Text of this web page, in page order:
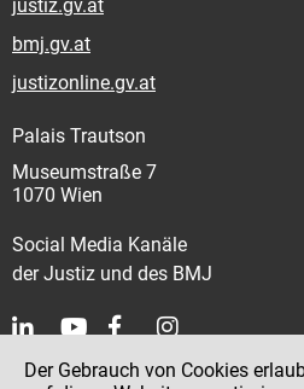
justiz.gv.at
bmj.gv.at
justizonline.gv.at
Palais Trautson
Museumstraße 7
1070 Wien
Social Media Kanäle
der Justiz und des BMJ
Kontakt
Der Gebrauch von Cookies